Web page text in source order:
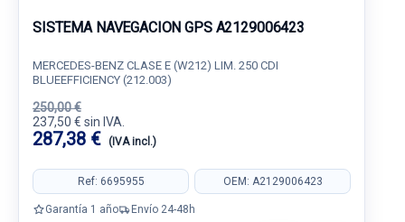
SISTEMA NAVEGACION GPS A2129006423
MERCEDES-BENZ CLASE E (W212) LIM. 250 CDI
BLUEEFFICIENCY (212.003)
250,00 €
237,50 € sin IVA.
287,38 € (IVA incl.)
Ref: 6695955 OEM: A2129006423
Garantía 1 año Envío 24-48h